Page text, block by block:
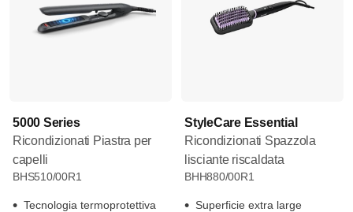
5000 Series
Ricondizionati Piastra per
capelli
BHS510/00R1
Tecnologia termoprotettiva
StyleCare Essential
Ricondizionati Spazzola
lisciante riscaldata
BHH880/00R1
Superficie extra large